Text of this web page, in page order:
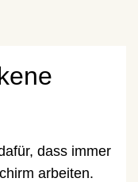
dass immer
arbeiten.